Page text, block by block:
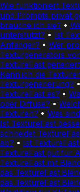
Wie funktioniert
und Prompts privat
brauche ich sie? •
unterstützt? • Ist
Anfänger? • Wer
Texturgenerators
TextureFast
Kann ich die
Texturgenerierung? •
TextureFast es? •
oder Diffuse? •
Texturen? • Was
Ist TextureFast
schneidet
ab? • Ist
TextureFast gut für
TextureFast mit
das TextureFast
das TextureFast